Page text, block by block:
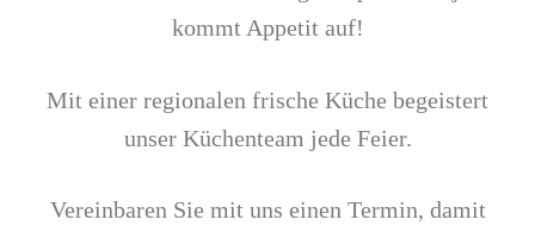
kommt Appetit auf!
Mit einer regionalen frische Küche begeistert
unser Küchenteam jede Feier.
Vereinbaren Sie mit uns einen Termin, damit